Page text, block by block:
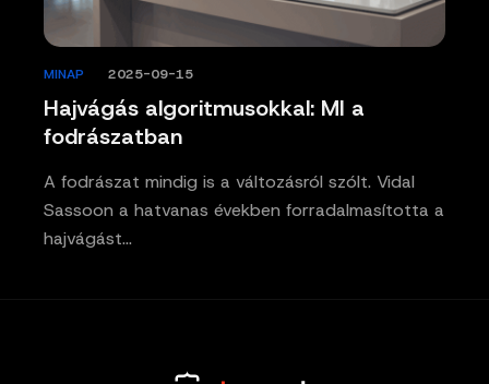
Hajvágás algoritmusokkal: MI a
fodrászatban
MINAP 2025-09-15
A fodrászat mindig is a változásról szólt. Vidal
Sassoon a hatvanas években forradalmasította a
hajvágást…